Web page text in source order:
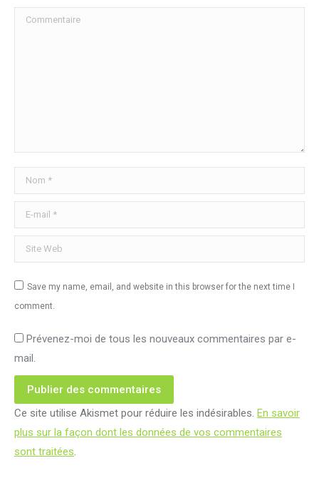
Commentaire
Nom *
E-mail *
Site Web
Save my name, email, and website in this browser for the next time I
comment.
Prévenez-moi de tous les nouveaux commentaires par e-
mail.
Publier des commentaires
Ce site utilise Akismet pour réduire les indésirables. En savoir
plus sur la façon dont les données de vos commentaires
sont traitées.